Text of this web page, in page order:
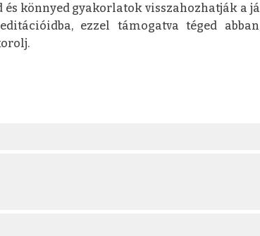
és könnyed gyakorlatok visszahozhatják a
ezzel támogatva téged